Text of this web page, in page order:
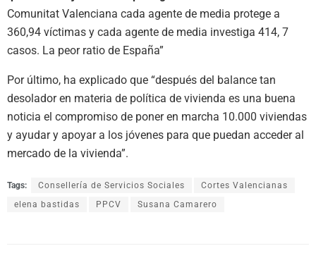
Comunitat Valenciana cada agente de media protege a
360,94 víctimas y cada agente de media investiga 414, 7
casos. La peor ratio de España”
Por último, ha explicado que “después del balance tan
desolador en materia de política de vivienda es una buena
noticia el compromiso de poner en marcha 10.000 viviendas
y ayudar y apoyar a los jóvenes para que puedan acceder al
mercado de la vivienda”.
Tags: Consellería de Servicios Sociales
Cortes Valencianas
elena bastidas
PPCV Susana Camarero